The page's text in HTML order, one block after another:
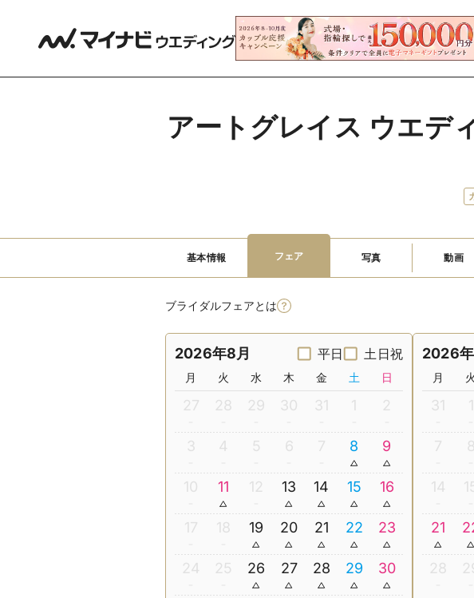
アートグレイス ウエデ
基本情報 フェア 写真 動画
ブライダルフェアとは
2026年8月 平日 土日祝
月 火 水 木 金 土 日
27 28 29 30 31 1 2
3 4 5 6 7 8 9
10 11 12 13 14 15 16
17 18 19 20 21 22 23
24 25 26 27 28 29 30
2026年
月 火
31 1
7 8
14
21
28